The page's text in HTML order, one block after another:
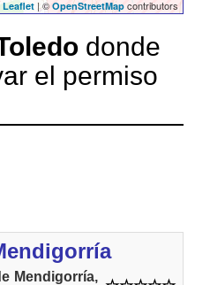
Leaflet | © OpenStreetMap contributors
donde
el permiso
Mendigorría,